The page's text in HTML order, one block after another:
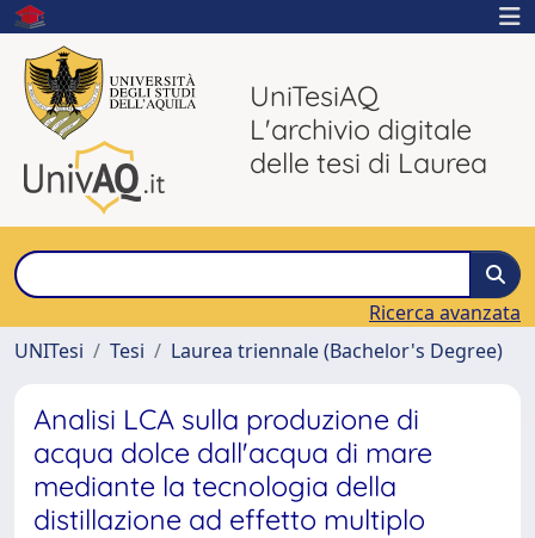
UniTesiAQ
L'archivio digitale
delle tesi di Laurea
Ricerca avanzata
UNITesi
Tesi Laurea triennale (Bachelor's Degree)
Analisi LCA sulla produzione di
acqua dolce dall'acqua di mare
mediante la tecnologia della
distillazione ad effetto multiplo